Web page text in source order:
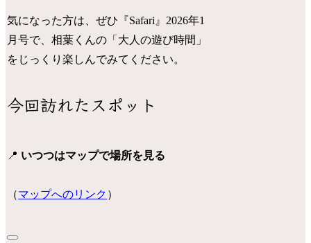
気になった方は、ぜひ『Safari』2026年1
月号で、相葉くんの「大人の遊び時間」
をじっくり楽しんでみてください。
今回訪れたスポット
📍 いつつはマップで場所を見る
（マップへのリンク ）